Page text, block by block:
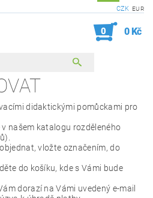
CZK EUR
0 0 Kč
didaktickými pomůckami pro
našem katalogu rozděleného
vložte označením, do
do košíku, kde s Vámi bude
dorazí na Vámi uvedený e-mail